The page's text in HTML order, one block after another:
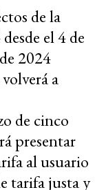
de la
el 4 de
2024
a
de cinco
presentar
al usuario
tarifa justa y